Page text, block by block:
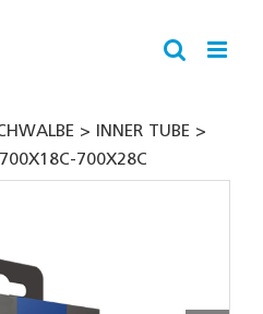
INNER TUBE
700X28C